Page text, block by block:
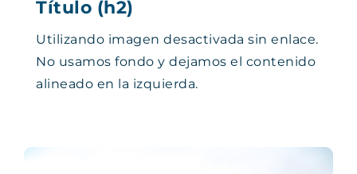
Título (h2)
Utilizando imagen desactivada sin enlace.
No usamos fondo y dejamos el contenido
alineado en la izquierda.